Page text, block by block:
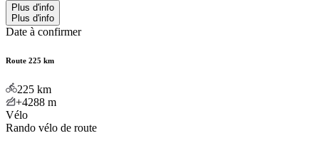
Plus d'info
Plus d'info
Date à confirmer
Route 225 km
225 km
+4288 m
Vélo
Rando vélo de route